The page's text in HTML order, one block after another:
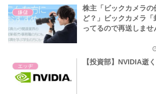
嫌儲
株主「ビックカメラ
ど？」ビックカメラ
ってるので再送しませ
エッヂ
【投資部】NVIDIA逝